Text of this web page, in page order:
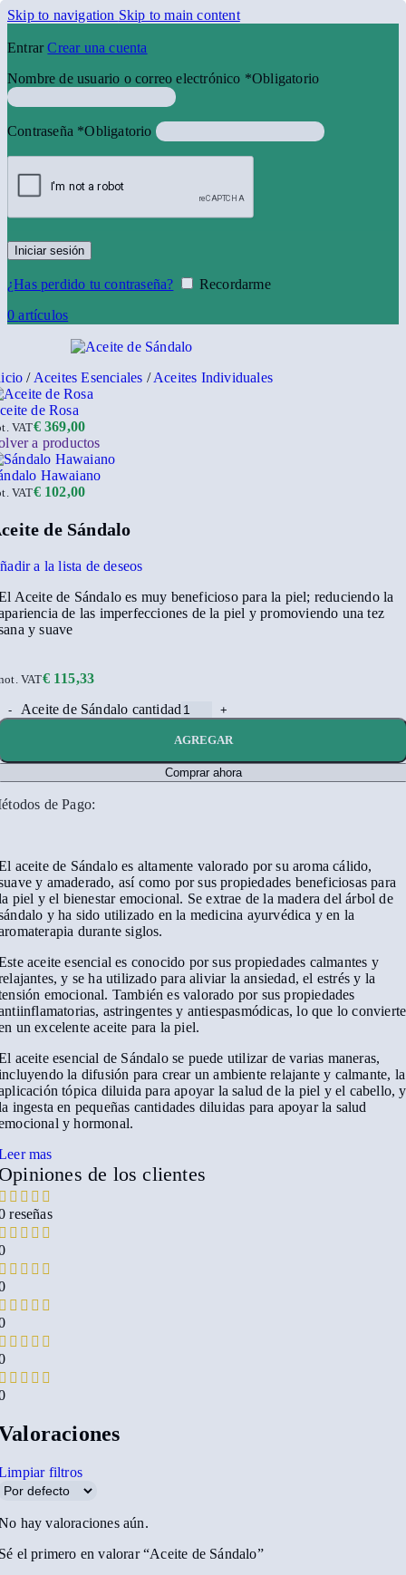
Skip to navigation Skip to main content
EntrarCrear una cuenta
Nombre de usuario o correo electrónico *Obligatorio
Contraseña *Obligatorio
Iniciar sesión
¿Has perdido tu contraseña?
Recordarme
0artículos
/ Aceites Esenciales / Aceites Individuales
de Rosa
€369,00
VAT
a productos
Hawaiano
€102,00
VAT
de Sándalo
a la lista de deseos
Aceite de Sándalo es muy beneficioso para la piel; reduciendo la
de las imperfecciones de la piel y promoviendo una tez
y suave
€115,33
VAT
Aceite de Sándalo cantidad
AGREGAR
Comprar ahora
de Pago:
aceite de Sándalo es altamente valorado por su aroma cálido,
y amaderado, así como por sus propiedades beneficiosas para
piel y el bienestar emocional. Se extrae de la madera del árbol de
y ha sido utilizado en la medicina ayurvédica y en la
durante siglos.
aceite esencial es conocido por sus propiedades calmantes y
y se ha utilizado para aliviar la ansiedad, el estrés y la
emocional. También es valorado por sus propiedades
astringentes y antiespasmódicas, lo que lo convierte
un excelente aceite para la piel.
aceite esencial de Sándalo se puede utilizar de varias maneras,
la difusión para crear un ambiente relajante y calmante, la
tópica diluida para apoyar la salud de la piel y el cabello, y
ingesta en pequeñas cantidades diluidas para apoyar la salud
y hormonal.
mas
de los clientes
reseñas
filtros
hay valoraciones aún.
el primero en valorar “Aceite de Sándalo”